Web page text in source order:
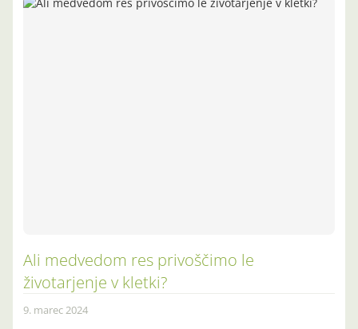
Ali medvedom res privoščimo le
životarjenje v kletki?
9. marec 2024